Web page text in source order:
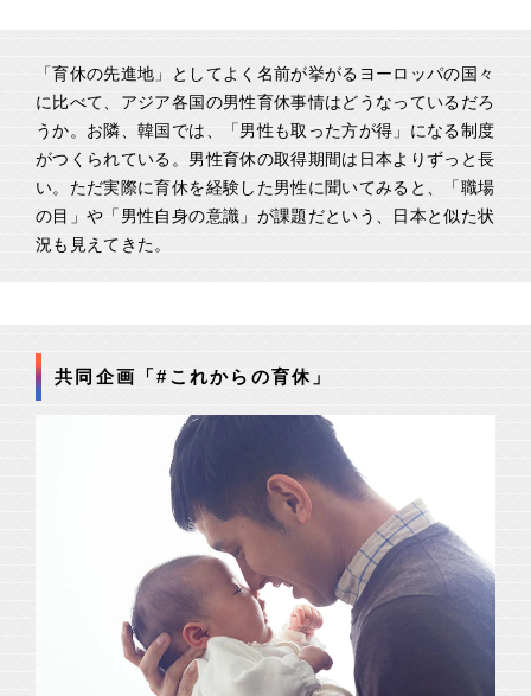
「育休の先進地」としてよく名前が挙がるヨーロッパの国々
に比べて、アジア各国の男性育休事情はどうなっているだろ
うか。お隣、韓国では、「男性も取った方が得」になる制度
がつくられている。男性育休の取得期間は日本よりずっと長
い。ただ実際に育休を経験した男性に聞いてみると、「職場
の目」や「男性自身の意識」が課題だという、日本と似た状
況も見えてきた。
共同企画「#これからの育休」